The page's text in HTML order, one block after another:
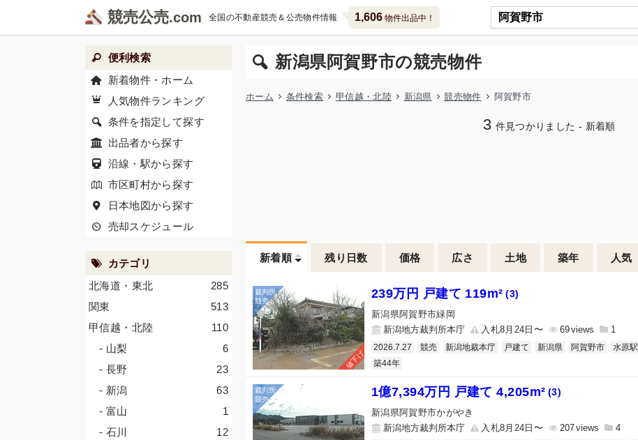
競売公売 全国の不動産競売＆公売物件情報 1,606物件出品中！
新潟県阿賀野市の競売物件
ホーム 条件検索 甲信越・北陸 新潟県 競売物件 阿賀野市
3 件見つかりました - 新着順
新着順 残り日数 価格 広さ 土地 築年 人気
値下げ
239万円 戸建て 119m² (3)
新潟県阿賀野市緑岡
新潟地方裁判所本庁
入札8月24日〜 69 1
2026.7.27 競売 新潟地裁本庁 戸建て 新潟県 阿賀野市 水原駅
築44年
1億7,394万円 戸建て 4,205m² (3)
新潟県阿賀野市かがやき
新潟地方裁判所本庁
入札8月24日〜 207 4
便利検索
新着物件・ホーム
人気物件ランキング
条件を指定して探す
出品者から探す
沿線・駅から探す
市区町村から探す
日本地図から探す
売却スケジュール
カテゴリ
285
北海道・東北
513
関東
110
甲信越・北陸
6
- 山梨
23
- 長野
63
- 新潟
1
- 富山
12
- 石川